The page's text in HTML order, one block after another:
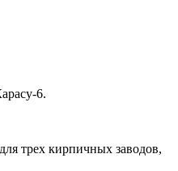
6.
трех кирпичных заводов,